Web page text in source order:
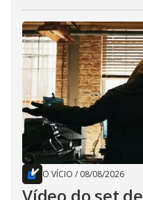
O VÍCIO / 08/08/2026